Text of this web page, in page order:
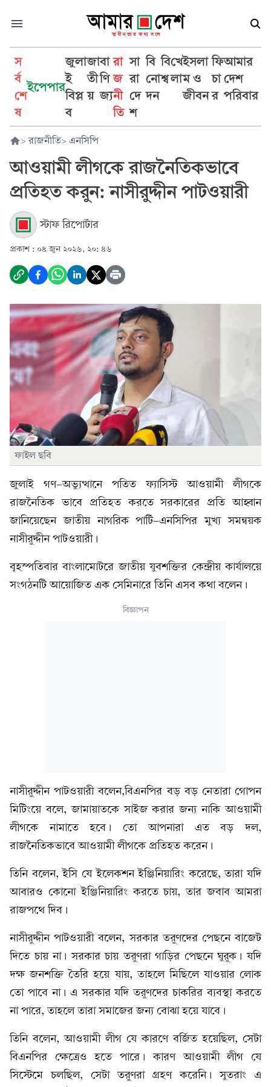
স
র্ব
শে
ষ
ইপেপার
জুলা
ই
বিপ্ল
ব
জা
তী
য়
বা
ণি
জ্য
রা
জ
নী
তি
সা
রা
দে
শ
বি
নো
দন
বি
শ্ব
খে
লা
ইসলা
ম ও
জীবন
ফি
চা
র
আমার
দেশ
পরিবার
> রাজনীতি> এনসিপি
আওয়ামী লীগকে রাজনৈতিকভাবে
প্রতিহত করুন: নাসীরুদ্দীন পাটওয়ারী
স্টাফ রিপোর্টার
প্রকাশ : ০৪ জুন ২০২৬, ২০: ৪৬
ফাইল ছবি
জুলাই গণ-অভ্যুত্থানে পতিত ফ্যাসিস্ট আওয়ামী লীগকে
রাজনৈতিক ভাবে প্রতিহত করতে সরকারের প্রতি আহ্বান
জানিয়েছেন জাতীয় নাগরিক পার্টি-এনসিপির মুখ্য সমন্বয়ক
নাসীরুদ্দীন পাটওয়ারী।
বৃহস্পতিবার বাংলামোটরে জাতীয় যুবশক্তির কেন্দ্রীয় কার্যালয়ে
সংগঠনটি আয়োজিত এক সেমিনারে তিনি এসব কথা বলেন।
বিজ্ঞাপন
নাসীরুদ্দীন পাটওয়ারী বলেন,বিএনপির বড় বড় নেতারা গোপন
মিটিংয়ে বলে, জামায়াতকে সাইজ করার জন্য নাকি আওয়ামী
লীগকে নামাতে হবে। তো আপনারা এত বড় দল,
রাজনৈতিকভাবে আওয়ামী লীগকে প্রতিহত করেন।
তিনি বলেন, ইসি যে ইলেকশন ইঞ্জিনিয়ারিং করেছে, তারা যদি
আবারও কোনো ইঞ্জিনিয়ারিং করতে চায়, তার জবাব আমরা
রাজপথে দিব।
নাসীরুদ্দীন পাটওয়ারী বলেন, সরকার তরুণদের পেছনে বাজেট
দিতে চায় না। সরকার চায় তরুণরা গাড়ির পেছনে ঘুরুক। যদি
দক্ষ জনশক্তি তৈরি হয়ে যায়, তাহলে মিছিলে যাওয়ার লোক
তো পাবে না। এ সরকার যদি তরুণদের চাকরির ব্যবস্থা করতে
না পারে, তাহলে তারা সমাজের জন্য বোঝা হয়ে যাবে।
তিনি বলেন, আওয়ামী লীগ যে কারণে বর্জিত হয়েছিল, সেটা
বিএনপির ক্ষেত্রেও হতে পারে। কারণ আওয়ামী লীগ যে
সিস্টেমে চলছিল, সেটা তরুণরা গ্রহণ করেনি। সুতরাং এ